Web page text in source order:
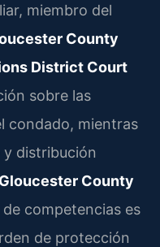
miembro del
County
District Court
sobre las
condado, mientras
distribución
Gloucester County
competencias es
de protección